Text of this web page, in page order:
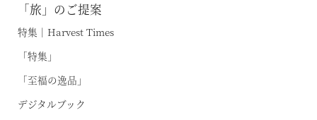
「旅」のご提案
特集｜Harvest Times
「特集」
「至福の逸品」
デジタルブック